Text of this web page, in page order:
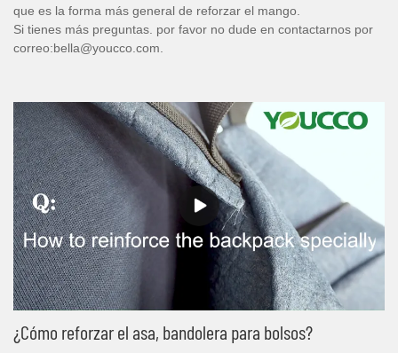
que es la forma más general de reforzar el mango.
Si tienes más preguntas. por favor no dude en contactarnos por
correo:bella@youcco.com.
¿Cómo reforzar el asa, bandolera para bolsos?